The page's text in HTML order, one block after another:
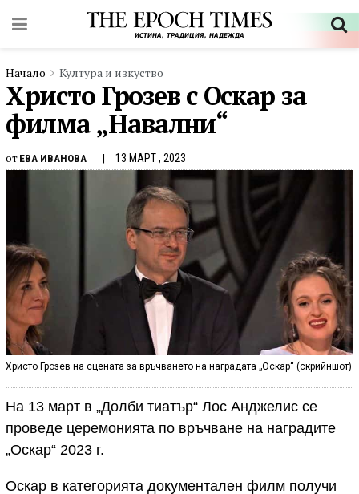
Начало Култура и изкуство
Христо Грозев с Оскар за
филма „Навални“
от ЕВА ИВАНОВА 13 МАРТ , 2023
Христо Грозев на сцената за връчването на наградата „Оскар“ (скрийншот)
На 13 март в „Долби тиатър“ Лос Анджелис се
проведе церемонията по връчване на наградите
„Оскар“ 2023 г.
Оскар в категорията документален филм получи